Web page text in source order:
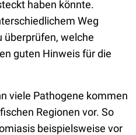
haben könnte.
Weg
überprüfen, welche
guten Hinweis für die
viele Pathogene kommen
Regionen vor. So
beispielsweise vor